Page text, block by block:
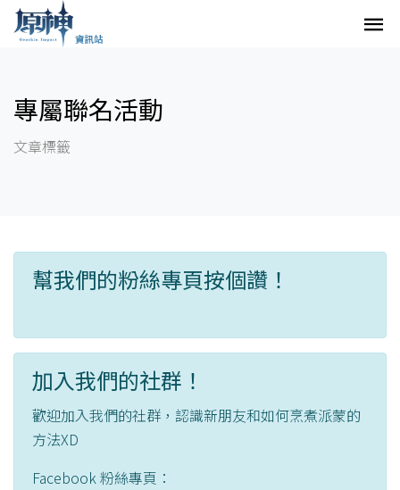
專屬聯名活動
文章標籤
幫我們的粉絲專頁按個讚！
加入我們的社群！
歡迎加入我們的社群，認識新朋友和如何烹煮派蒙的
方法XD
Facebook 粉絲專頁：